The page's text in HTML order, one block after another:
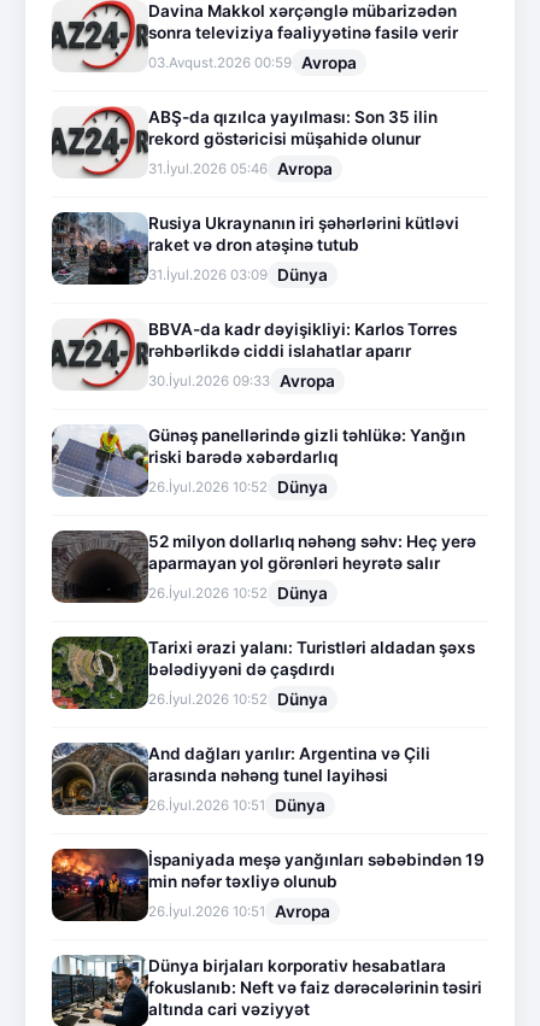
Davina Makkol xərçənglə mübarizədən
sonra televiziya fəaliyyətinə fasilə verir
03.Avqust.2026 00:59 Avropa
ABŞ-da qızılca yayılması: Son 35 ilin
rekord göstəricisi müşahidə olunur
31.İyul.2026 05:46 Avropa
Rusiya Ukraynanın iri şəhərlərini kütləvi
raket və dron atəşinə tutub
31.İyul.2026 03:09 Dünya
BBVA-da kadr dəyişikliyi: Karlos Torres
rəhbərlikdə ciddi islahatlar aparır
30.İyul.2026 09:33 Avropa
Günəş panellərində gizli təhlükə: Yanğın
riski barədə xəbərdarlıq
26.İyul.2026 10:52 Dünya
52 milyon dollarlıq nəhəng səhv: Heç yerə
aparmayan yol görənləri heyrətə salır
26.İyul.2026 10:52 Dünya
Tarixi ərazi yalanı: Turistləri aldadan şəxs
bələdiyyəni də çaşdırdı
26.İyul.2026 10:52 Dünya
And dağları yarılır: Argentina və Çili
arasında nəhəng tunel layihəsi
26.İyul.2026 10:51 Dünya
İspaniyada meşə yanğınları səbəbindən 19
min nəfər təxliyə olunub
26.İyul.2026 10:51 Avropa
Dünya birjaları korporativ hesabatlara
fokuslanıb: Neft və faiz dərəcələrinin təsiri
altında cari vəziyyət